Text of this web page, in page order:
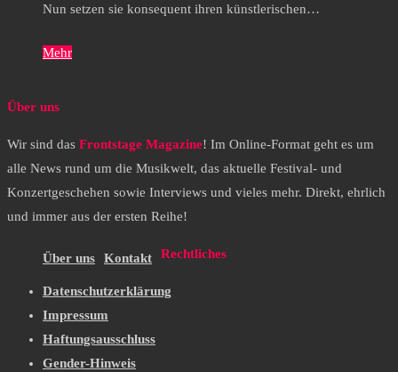
Nun setzen sie konsequent ihren künstlerischen…
Mehr
Über uns
Wir sind das Frontstage Magazine! Im Online-Format geht es um
alle News rund um die Musikwelt, das aktuelle Festival- und
Konzertgeschehen sowie Interviews und vieles mehr. Direkt, ehrlich
und immer aus der ersten Reihe!
Über uns Kontakt Rechtliches
Datenschutzerklärung
Impressum
Haftungsausschluss
Gender-Hinweis